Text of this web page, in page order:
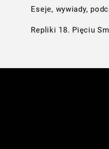
Eseje, wywiady,
Repliki 18. Pięciu